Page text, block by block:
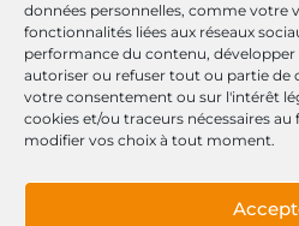
données personnelles, comme votre
fonctionnalités liées aux réseaux
performance du contenu,
autoriser ou refuser tout ou partie de
votre consentement ou sur l'intérêt
cookies et/ou traceurs nécessaires
modifier vos choix à tout moment.